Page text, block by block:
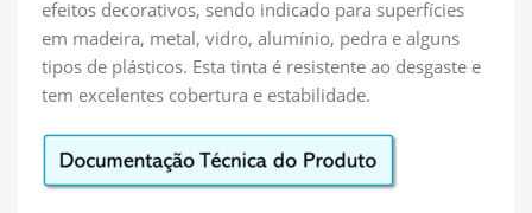
efeitos decorativos, sendo indicado para superfícies
em madeira, metal, vidro, alumínio, pedra e alguns
tipos de plásticos. Esta tinta é resistente ao desgaste e
tem excelentes cobertura e estabilidade.